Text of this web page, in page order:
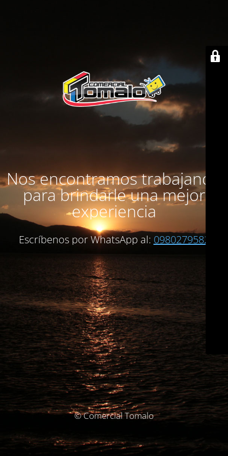
Nos encontramos trabajando
para brindarle una mejor
experiencia
Escríbenos por WhatsApp al: 0980279582
© Comercial Tomalo